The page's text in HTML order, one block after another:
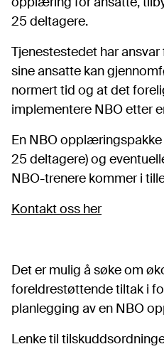
25 deltagere.
Tjenestestedet har
sine ansatte kan
normert tid og at det
implementere NBO etter
En NBO
25 deltagere) og
NBO-trenere kommer i
Kontakt oss her
Det er mulig å søke om
foreldrestøttende tiltak i
planlegging av en NBO
Lenke til